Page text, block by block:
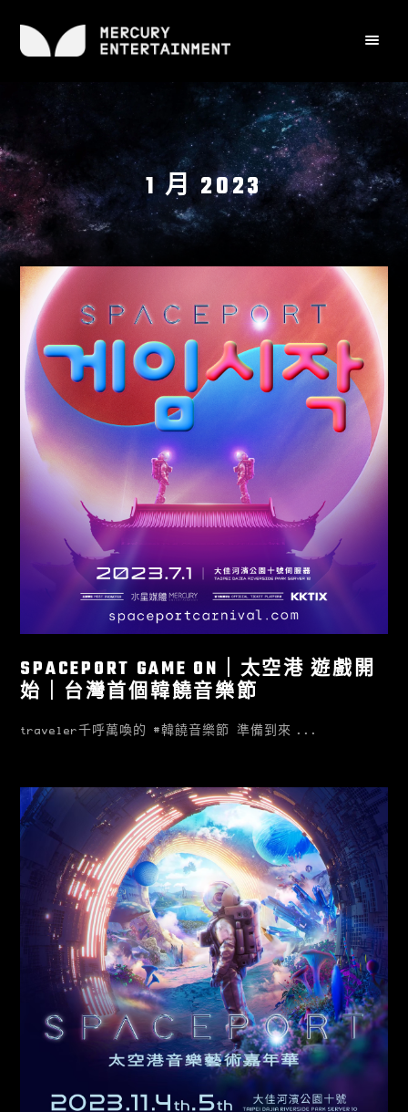
1 月 2023
SPACEPORT GAME ON｜太空港 遊戲開
始｜台灣首個韓饒音樂節
traveler千呼萬喚的 #韓饒音樂節 準備到來